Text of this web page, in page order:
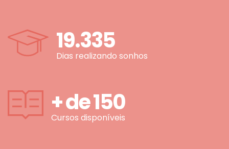
19.335
Dias realizando sonhos
+ de150
Cursos disponíveis